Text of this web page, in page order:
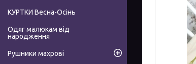
КУРТКИ Весна-Осінь
Одяг малюкам від
народження
Рушники махрові